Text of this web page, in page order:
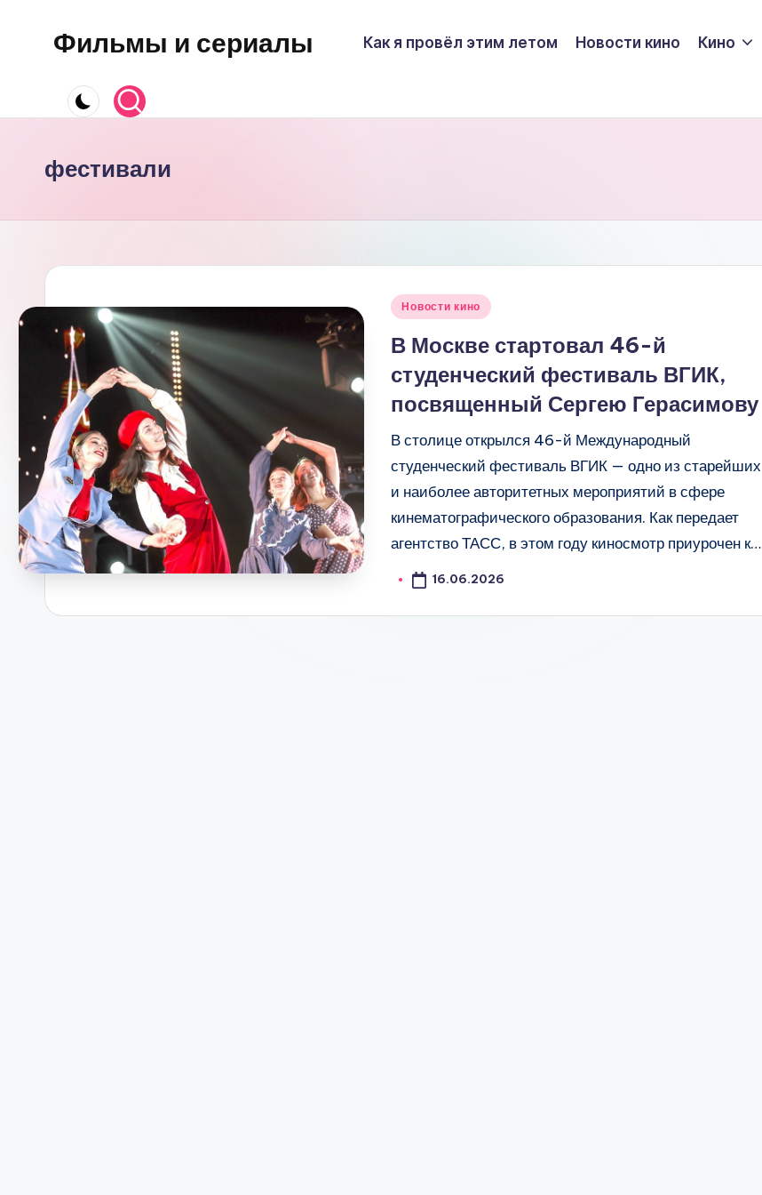
Перейти
содержимому
Фильмы и сериалы Как я провёл этим летом Новости кино Кино
фестивали
Опубликовано
Новости кино
В Москве стартовал 46-й
студенческий фестиваль ВГИК,
посвященный Сергею Герасимову
В столице открылся 46-й Международный
студенческий фестиваль ВГИК — одно из старейших
и наиболее авторитетных мероприятий в сфере
кинематографического образования. Как передает
агентство ТАСС, в этом году киносмотр приурочен к…
16.06.2026